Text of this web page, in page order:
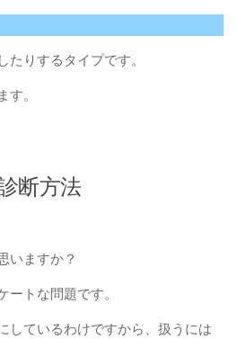
りするタイプです。
。
断方法
いますか？
トな問題です。
しているわけですから、扱うには